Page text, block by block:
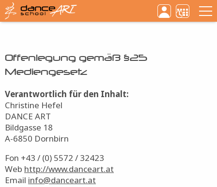
Offenlegung gemäß §25
Mediengesetz
Verantwortlich für den Inhalt:
Christine Hefel
DANCE ART
Bildgasse 18
A-6850 Dornbirn
Fon +43 / (0) 5572 / 32423
Web http://www.danceart.at
Email info@danceart.at